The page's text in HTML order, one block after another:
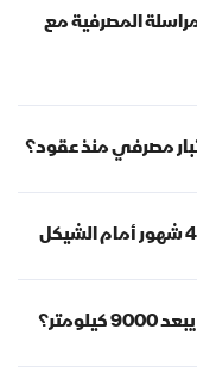
المصرفية مع
مصرفي منذ عقود؟